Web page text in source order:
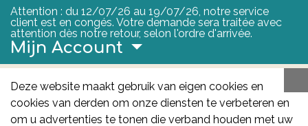
Deze website maakt gebruik van eigen cookies en
cookies van derden om onze diensten te verbeteren en
om u advertenties te tonen die verband houden met uw
Attention : du 12/07/26 au 19/07/26, notre service
client est en congés. Votre demande sera traitée avec
attention dès notre retour, selon l'ordre d'arrivée.
Mijn Account
FAGG